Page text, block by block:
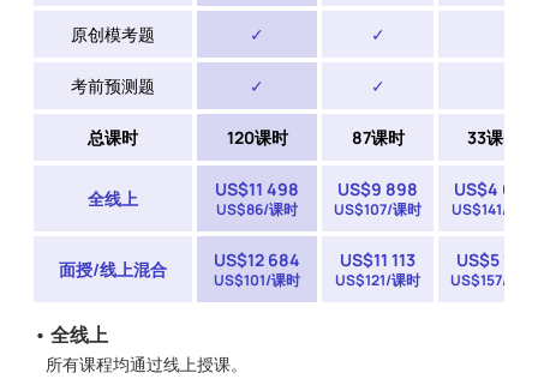
原创模考题 ✓ ✓
考前预测题 ✓ ✓
总课时 120课时 87课时 33课时
全线上 US$11 498
US$86/课时
US$9 898
US$107/课时
US$4 683
US$141/课时
面授/线上混合 US$12 684
US$101/课时
US$11 113
US$121/课时
US$5 186
US$157/课时
• 全线上
所有课程均通过线上授课。